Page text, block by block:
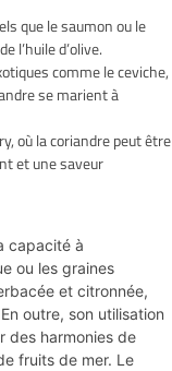
que le saumon ou le
l’huile d’olive.
comme le ceviche,
se marient à
où la coriandre peut être
et une saveur
capacité à
ou les graines
et citronnée,
outre, son utilisation
des harmonies de
fruits de mer. Le